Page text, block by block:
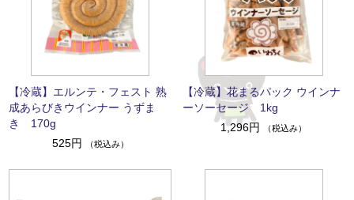
【冷蔵】エルンテ・フェスト 熟
成あらびきウインナー うずま
き 170g
525円
（税込み）
【冷蔵】花まるパック ウインナ
ーソーセージ 1kg
1,296円
（税込み）